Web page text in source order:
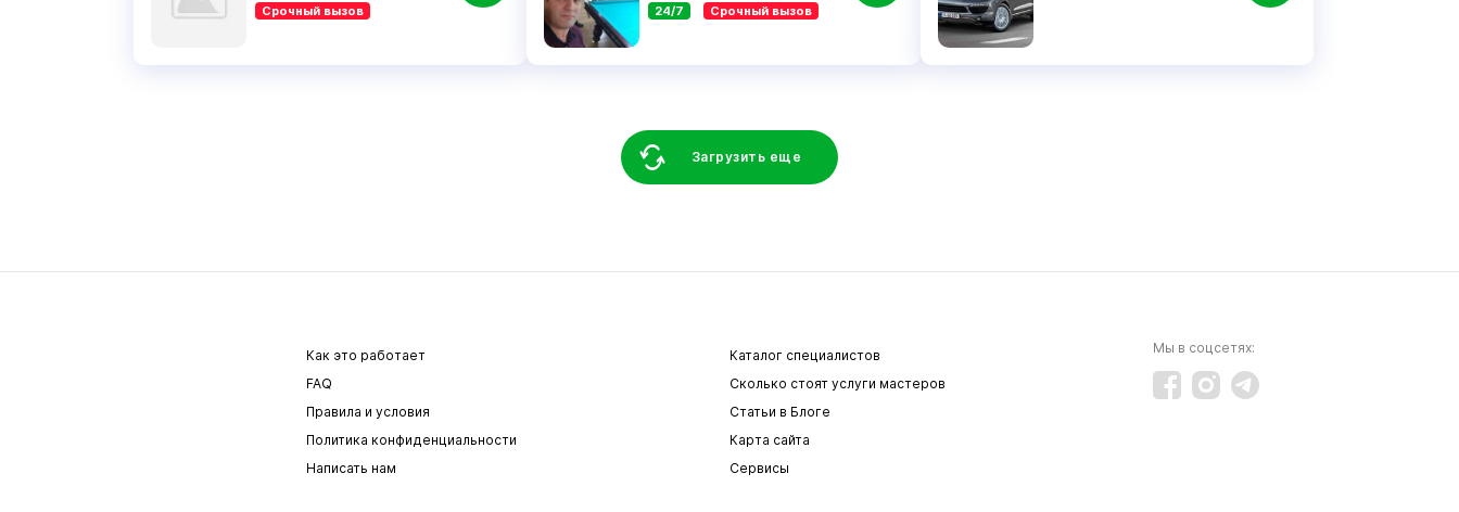
Срочный вызов 24/7 Срочный вызов
Загрузить еще
Как это работает
Каталог специалистов
FAQ
Сколько стоят услуги мастеров
Правила и условия
Статьи в Блоге
Политика конфиденциальности
Карта сайта
Написать нам
Сервисы
Мы в соцсетях: